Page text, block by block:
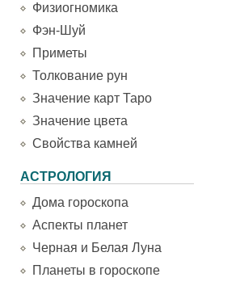
Физиогномика
Фэн-Шуй
Приметы
Толкование рун
Значение карт Таро
Значение цвета
Свойства камней
АСТРОЛОГИЯ
Дома гороскопа
Аспекты планет
Черная и Белая Луна
Планеты в гороскопе